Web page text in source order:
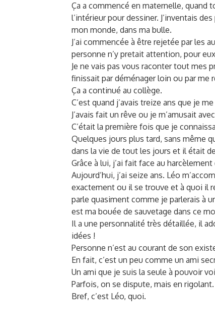
Ça a commencé en maternelle, quand
l’intérieur pour dessiner. J’inventais
mon monde, dans ma bulle.
J’ai commencée à être rejetée par les
personne n’y pretait attention, pour
Je ne vais pas vous raconter tout mes
finissait par déménager loin ou par me
Ça a continué au collège.
C’est quand j’avais treize ans que je
J’avais fait un rêve ou je m’amusait
C’était la première fois que je
Quelques jours plus tard, sans même
dans la vie de tout les jours et il était
Grâce à lui, j’ai fait face au
Aujourd’hui, j’ai seize ans. Léo
exactement ou il se trouve et à quoi il
parle quasiment comme je parlerais à
est ma bouée de sauvetage dans ce
Il a une personnalité très détaillée, il
idées !
Personne n’est au courant de son
En fait, c’est un peu comme un ami
Un ami que je suis la seule à pouvoir
Parfois, on se dispute, mais en rigolant.
Bref, c’est Léo, quoi.